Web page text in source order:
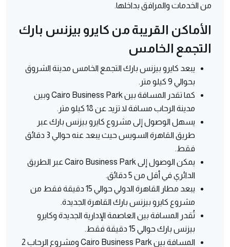
من الخدمات والمرافق بداخلها.
الأماكن القريبة من كايرو بيزنس بارك
التجمع الخامس
يبعد كايرو بيزنس بارك التجمع الخامس مدينة الشروق
بحوالي 9 كيلو متر.
كما تقدر المسافة بين Cairo Business Park وبين
مدينة الرحاب مسافة لا تزيد عن 18 كيلو متر.
يسهل الوصول إلى مشروع كايرو بيزنس بارك عبر
طريق القاهرة السويس حيث يبعد عنه حوالي 3 دقائق
فقط.
يمكن الوصول إلى Cairo Business Park عبر الطريق
الدائري في أقل من 5 دقائق.
يبعد مطار القاهرة الدولي حوالي 15 دقيقة فقط من
مشروع كايرو بيزنس بارك القاهرة الجديدة.
تُقدر المسافة بين العاصمة الإدارية الجديدة وكايرو
بيزنس بارك حوالي 15 دقيقة فقط.
المسافة بين Cairo Business Park ومشروع الرحاب 2